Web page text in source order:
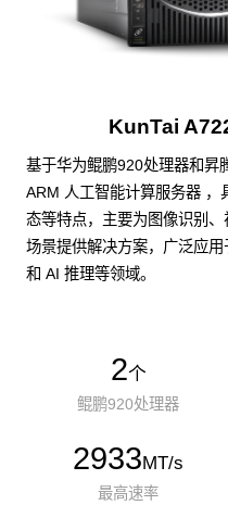
KunTai
基于华为鲲鹏920处理器和昇
ARM 人工智能计算服务器 ，
态等特点，主要为图像识别
场景提供解决方案，广泛应
和 AI 推理等领域。
2个
鲲鹏920处理器
2933MT/s
最高速率